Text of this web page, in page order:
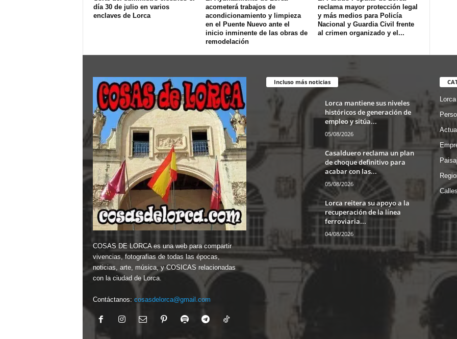
día 30 de julio en varios
enclaves de Lorca
acometerá trabajos de
acondicionamiento y limpieza
en el Puente Nuevo ante el
inicio inminente de las obras de
remodelación
reclama mayor protección legal
y más medios para Policía
Nacional y Guardia Civil frente
al crimen organizado y el...
COSAS DE LORCA es una web para compartir
vivencias, fotografias de todas las épocas,
noticias, arte, música, y COSICAS relacionadas
con la ciudad de Lorca.
Contáctanos: cosasdelorca@gmail.com
Incluso más noticias
Lorca mantiene sus niveles
históricos de generación de
empleo y sitúa...
05/08/2026
Casalduero reclama un plan
de choque definitivo para
acabar con las...
05/08/2026
Lorca reitera su apoyo a la
recuperación de la línea
ferroviaria...
04/08/2026
Lorca